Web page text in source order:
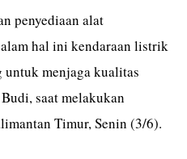
penyediaan alat
hal ini kendaraan listrik
menjaga kualitas
saat melakukan
Timur, Senin (3/6).